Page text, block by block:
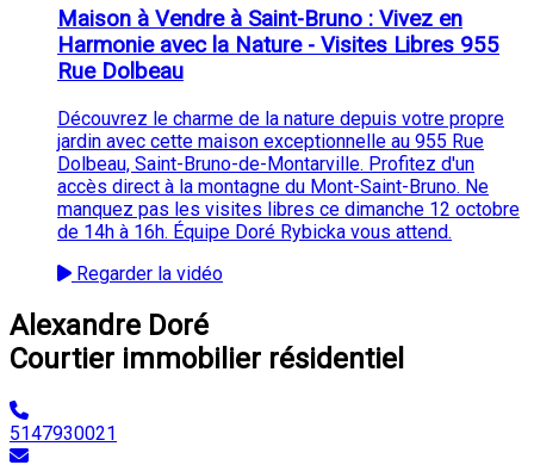
Maison à Vendre à Saint-Bruno : Vivez en
Harmonie avec la Nature - Visites Libres 955
Rue Dolbeau
Découvrez le charme de la nature depuis votre propre
jardin avec cette maison exceptionnelle au 955 Rue
Dolbeau, Saint-Bruno-de-Montarville. Profitez d'un
accès direct à la montagne du Mont-Saint-Bruno. Ne
manquez pas les visites libres ce dimanche 12 octobre
de 14h à 16h. Équipe Doré Rybicka vous attend.
Regarder la vidéo
Alexandre Doré
Courtier immobilier résidentiel
5147930021